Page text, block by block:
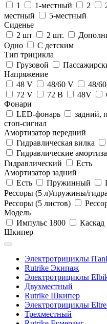
1
1-местный 2
местный
5-местный
Сиденье
2 шт
2 шт.
Одно
С детским
Тип трицикла
Грузовой
Напряжение
48 V
48/60 V 48/
72 V
72 В 48V
Фонари
LED-фонарь
задний,
стоп-сигнал
Амортизатор передний
Гидравлическая вилка
Гидравлические
Гидравлический
Есть
Амортизатор задний
Есть
Пружинный
Рессоры (5 л)/пружины/
Рессоры (5 листов)
Модель
Импульс 1800
Каскад
Шкипер
Электротрициклы
Rutrike Экипаж
Электротрициклы
Двухместный
Rutrike Шкипер
Электротрициклы
Трехместный